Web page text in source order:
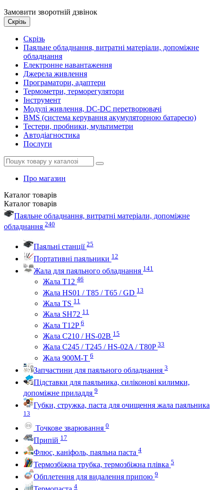
Замовити зворотній дзвінок
Скрізь
Скрізь
Паяльне обладнання, витратні матеріали, допоміжне
обладнання
Електронне навантаження
Джерела живлення
Програматори, адаптери
Термометри, терморегулятори
Інструмент
Модулі живлення, DC-DC перетворювачі
BMS (система керування акумуляторною батареєю)
Тестери, пробники, мультиметри
Автодіагностика
Послуги
Про магазин
Каталог товарів
Каталог товарів
Паяльне обладнання, витратні матеріали, допоміжне
обладнання 240
Паяльні станції 25
Портативні паяльники 12
Жала для паяльного обладнання 141
Жала Т12 46
Жала HS01 / T85 / T65 / GD 13
Жала TS 11
Жала SH72 11
Жала T12P 6
Жала C210 / HS-02B 15
Жала C245 / T245 / HS-02A / T80P 33
Жала 900M-T 6
Запчастини для паяльного обладнання 3
Підставки для паяльника, силіконові килимки,
допоміжне приладдя 9
Губки, стружка, паста для очищення жала паяльника
13
Точкове зварювання 0
Припій 17
Флюс, каніфоль, паяльна паста 4
Термозбіжна трубка, термозбіжна плівка 5
Обплетення для видалення припою 9
4